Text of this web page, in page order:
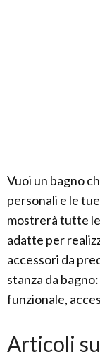
Vuoi un bagno
personali e le
mostrerà tutte le
adatte per
accessori da
stanza da
funzionale,
Articoli